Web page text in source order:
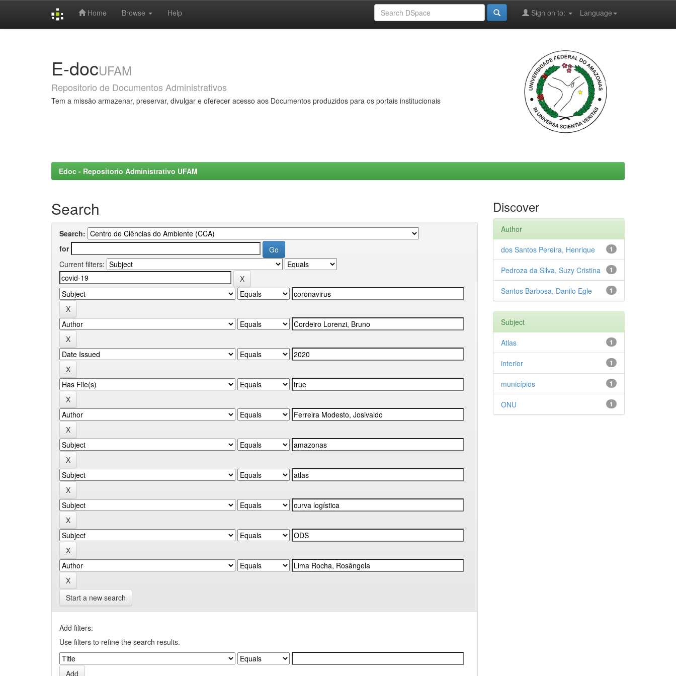
Home Browse Help Language
Sign on to:
E-docUFAM
Repositorio de Documentos Administrativos
Tem a missão armazenar, preservar, divulgar e oferecer acesso aos Documentos produzidos para os portais institucionais
Edoc - Repositorio Administrativo UFAM
Search
Search:
for
Current filters:
Start a new search
Add filters:
Use filters to refine the search results.
Discover
Author
1
dos Santos Pereira, Henrique
1
Pedroza da Silva, Suzy Cristina
1
Santos Barbosa, Danilo Egle
Subject
1
Atlas
1
interior
1
municípios
1
ONU